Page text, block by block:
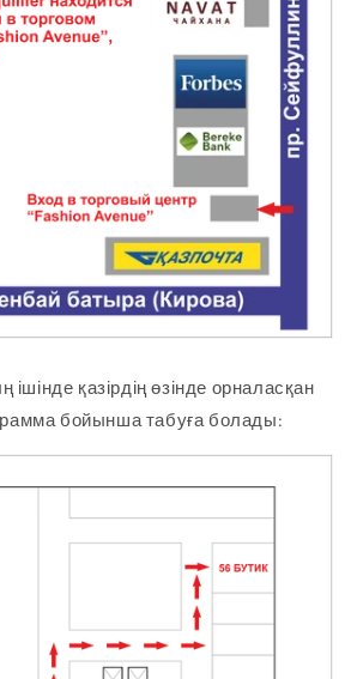
қазірдің өзінде орналасқан
бойынша табуға болады: